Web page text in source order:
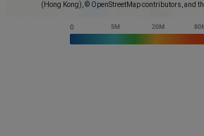
(Hong Kong), © OpenStreetMap contributors, and